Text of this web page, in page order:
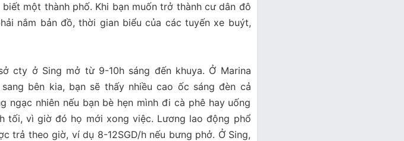
biết một thành phố. Khi bạn muốn trở thành cư dân đô
nắm bản đồ, thời gian biểu của các tuyến xe buýt,
cty ở Sing mở từ 9-10h sáng đến khuya. Ở Marina
sang bên kia, bạn sẽ thấy nhiều cao ốc sáng đèn cả
ngạc nhiên nếu bạn bè hẹn mình đi cà phê hay uống
tối, vì giờ đó họ mới xong việc. Lương lao động phổ
trả theo giờ, ví dụ 8-12SGD/h nếu bưng phở. Ở Sing,